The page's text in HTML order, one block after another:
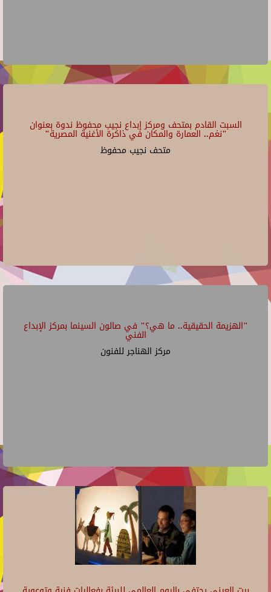
السبت القادم بمتحف ومركز إبداع نجيب محفوظ ندوة بعنوان
"نغم.. العمارة والمكان في ذاكرة الأغنية المصرية"
متحف نجيب محفوظ
"الهزيمة الحقيقية.. ما هي؟" في صالون السينما بمركز الإبداع
الفني
مركز الهناجر للفنون